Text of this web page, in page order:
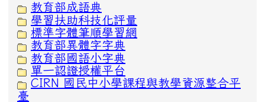
教育部成語典
學習扶助科技化評量
標準字體筆順學習網
教育部異體字字典
教育部國語小字典
單一認證授權平台
CIRN 國民中小學課程與教學資源整合平
臺